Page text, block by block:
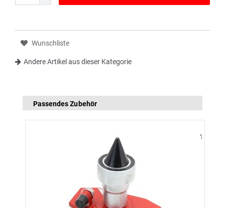
Wunschliste
Andere Artikel aus dieser Kategorie
Passendes Zubehör